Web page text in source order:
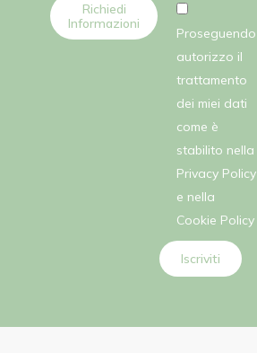
Richiedi
Informazioni
Proseguendo
autorizzo il
trattamento
dei miei dati
come è
stabilito nella
Privacy Policy
e nella
Cookie Policy
Iscriviti